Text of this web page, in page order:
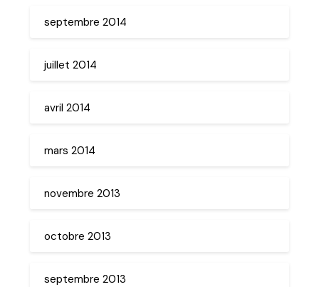
septembre 2014
juillet 2014
avril 2014
mars 2014
novembre 2013
octobre 2013
septembre 2013